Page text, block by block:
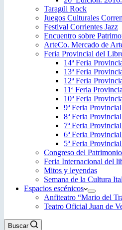
Taragüi Rock
Juegos Culturales
Festival Corrientes Jazz
Encuentro sobre
ArteCo. Mercado de
Feria Provincial del
14ª Feria
13ª Feria
12ª Feria
11ª Feria
10ª Feria
9ª Feria
8ª Feria
7ª Feria
6ª Feria
5ª Feria
Congreso del
Feria Internacional del
Mitos y leyendas
Semana de la Cultura
Espacios escénicos
Anfiteatro “Mario del
Teatro Oficial Juan de
Buscar